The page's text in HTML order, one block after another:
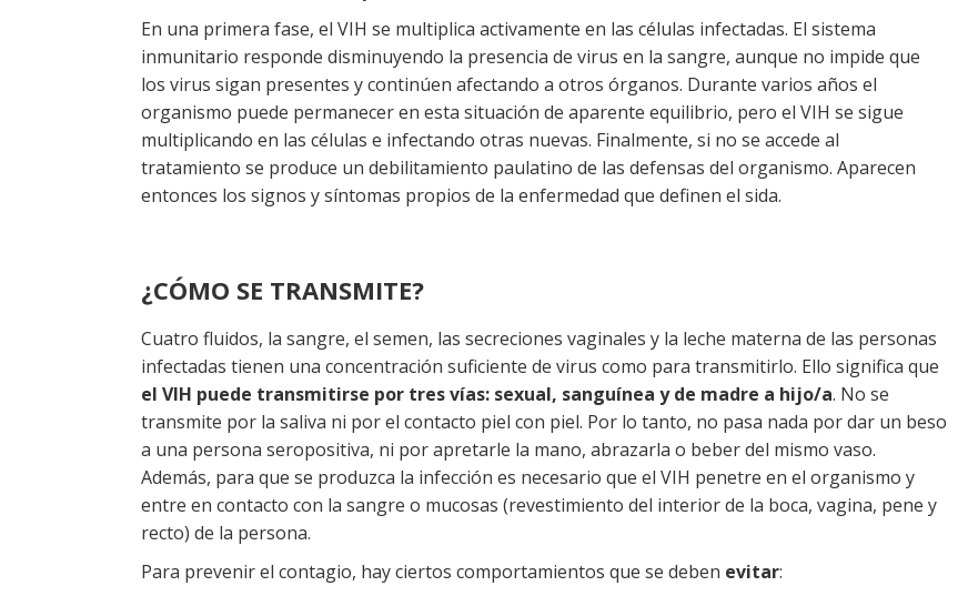
En una primera fase, el VIH se multiplica activamente en las células infectadas. El sistema
inmunitario responde disminuyendo la presencia de virus en la sangre, aunque no impide que
los virus sigan presentes y continúen afectando a otros órganos. Durante varios años el
organismo puede permanecer en esta situación de aparente equilibrio, pero el VIH se sigue
multiplicando en las células e infectando otras nuevas. Finalmente, si no se accede al
tratamiento se produce un debilitamiento paulatino de las defensas del organismo. Aparecen
entonces los signos y síntomas propios de la enfermedad que definen el sida.
¿CÓMO SE TRANSMITE?
Cuatro fluidos, la sangre, el semen, las secreciones vaginales y la leche materna de las personas
infectadas tienen una concentración suficiente de virus como para transmitirlo. Ello significa que
el VIH puede transmitirse por tres vías: sexual, sanguínea y de madre a hijo/a. No se
transmite por la saliva ni por el contacto piel con piel. Por lo tanto, no pasa nada por dar un beso
a una persona seropositiva, ni por apretarle la mano, abrazarla o beber del mismo vaso.
Además, para que se produzca la infección es necesario que el VIH penetre en el organismo y
entre en contacto con la sangre o mucosas (revestimiento del interior de la boca, vagina, pene y
recto) de la persona.
Para prevenir el contagio, hay ciertos comportamientos que se deben evitar: